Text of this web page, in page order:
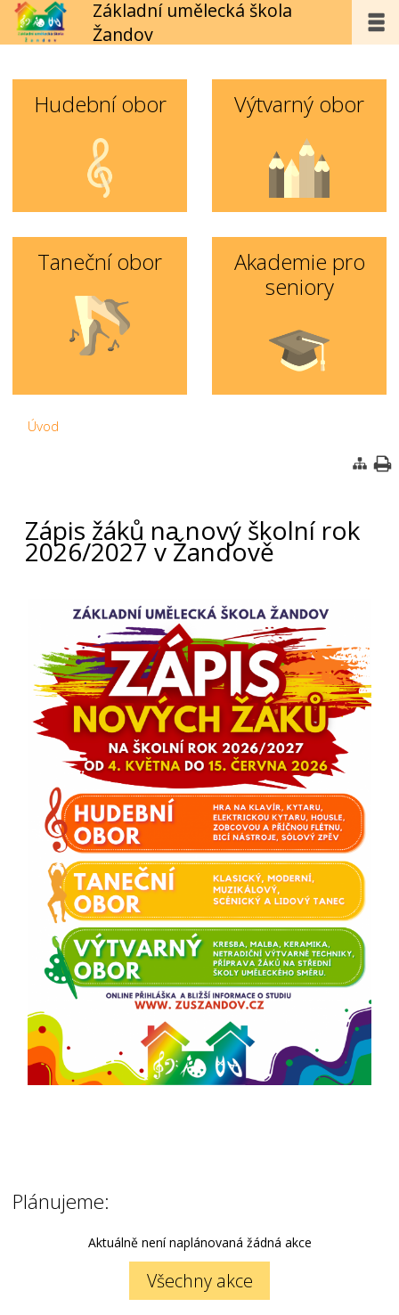
Základní umělecká škola
Žandov
Hudební obor Výtvarný obor
Taneční obor
Akademie pro
seniory
Úvod
Zápis žáků na nový školní rok
2026/2027 v Žandově
Plánujeme:
Aktuálně není naplánovaná žádná akce
Všechny akce